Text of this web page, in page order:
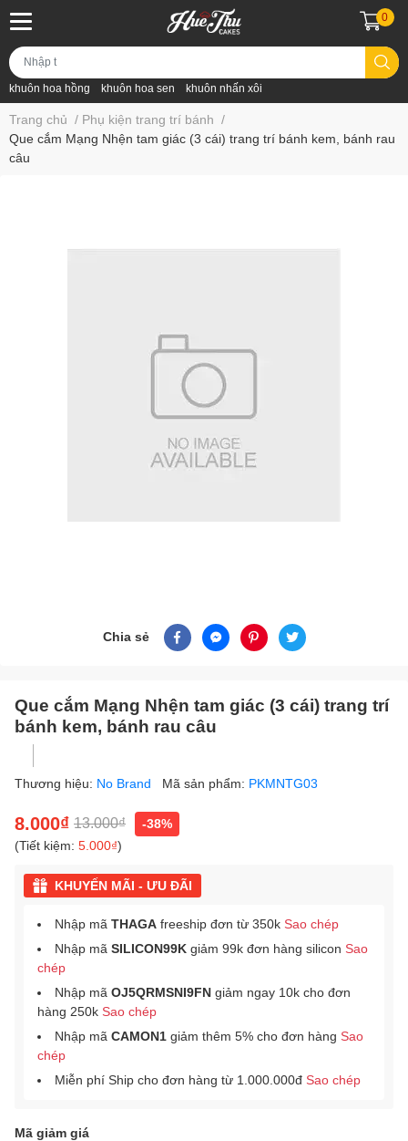
khuôn hoa hồng khuôn hoa sen khuôn nhấn xôi
0
Trang chủ / Phụ kiện trang trí bánh /
Que cắm Mạng Nhện tam giác (3 cái) trang trí bánh kem, bánh rau
câu
Chia sẻ
Que cắm Mạng Nhện tam giác (3 cái) trang trí
bánh kem, bánh rau câu
Thương hiệu: No Brand Mã sản phẩm: PKMNTG03
8.000₫ 13.000₫
-38%
(Tiết kiệm: 5.000₫)
KHUYẾN MÃI - ƯU ĐÃI
Nhập mã THAGA freeship đơn từ 350k Sao chép
Nhập mã SILICON99K giảm 99k đơn hàng silicon Sao
chép
Nhập mã OJ5QRMSNI9FN giảm ngay 10k cho đơn
hàng 250k Sao chép
Nhập mã CAMON1 giảm thêm 5% cho đơn hàng Sao
chép
Miễn phí Ship cho đơn hàng từ 1.000.000đ Sao chép
Mã giảm giá